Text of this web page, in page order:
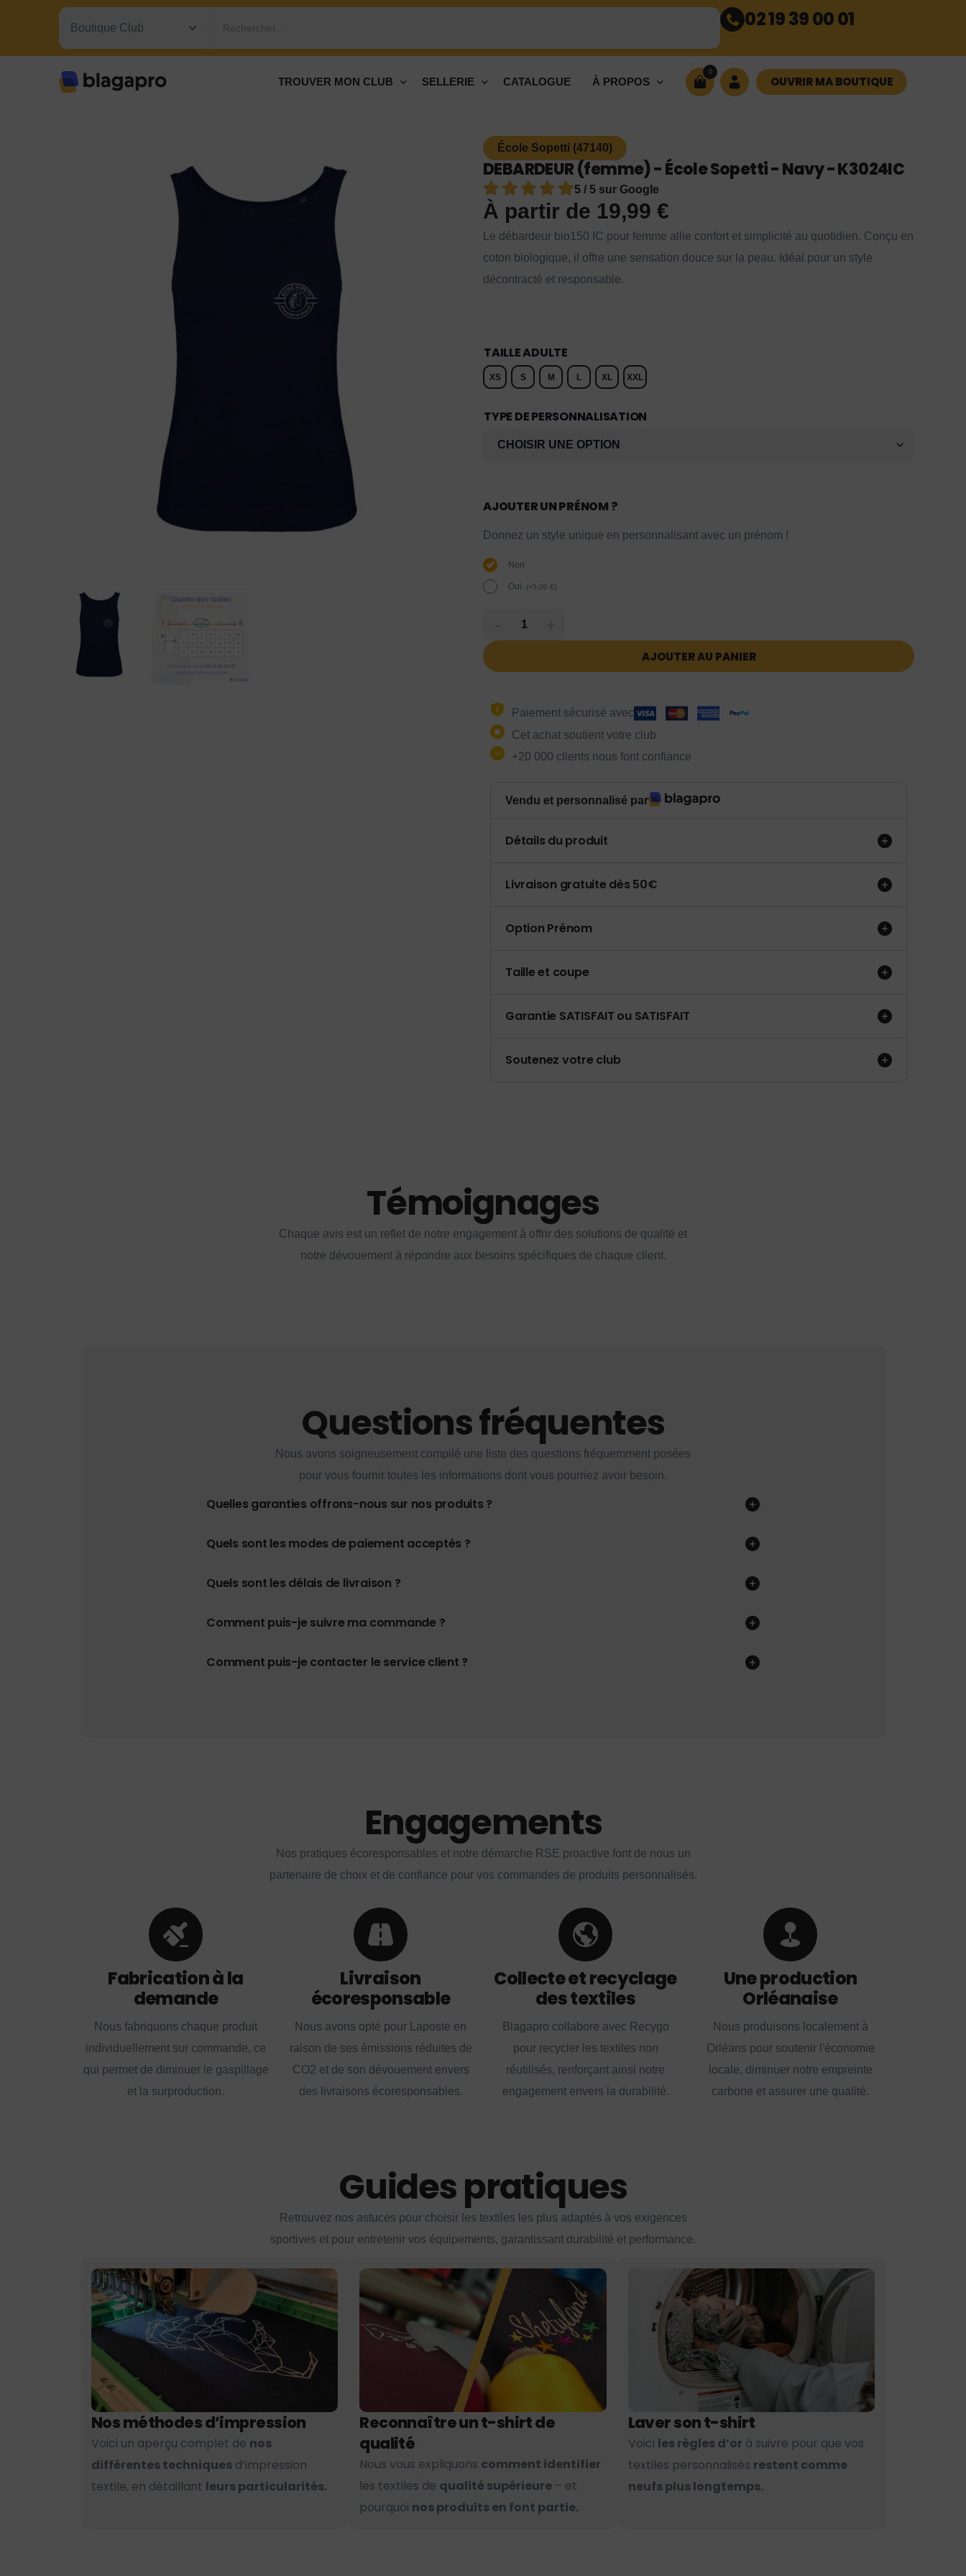
Rechercher… 02 19 39 00 01
TROUVER MON CLUB SELLERIE CATALOGUE À PROPOS
0
OUVRIR MA BOUTIQUE
École Sopetti (47140)
DEBARDEUR (femme) - École Sopetti - Navy - K3024IC
5 / 5 sur Google
À partir de 19,99 €
Le débardeur bio150 IC pour femme allie confort et simplicité au quotidien. Conçu en
coton biologique, il offre une sensation douce sur la peau. Idéal pour un style
décontracté et responsable.
TAILLE ADULTE
XS S M L XL XXL
TYPE DE PERSONNALISATION
AJOUTER UN PRÉNOM ?
Donnez un style unique en personnalisant avec un prénom !
Non
Oui. (+5,00 €)
AJOUTER AU PANIER
Paiement sécurisé avec
Cet achat soutient votre club
+20 000 clients nous font confiance
Vendu et personnalisé par
Détails du produit
Livraison gratuite dès 50€
Option Prénom
Taille et coupe
Garantie SATISFAIT ou SATISFAIT
Soutenez votre club
Témoignages
Chaque avis est un reflet de notre engagement à offrir des solutions de qualité et
notre dévouement à répondre aux besoins spécifiques de chaque client.
Questions fréquentes
Nous avons soigneusement compilé une liste des questions fréquemment posées
pour vous fournir toutes les informations dont vous pourriez avoir besoin.
Quelles garanties offrons-nous sur nos produits ?
Quels sont les modes de paiement acceptés ?
Quels sont les délais de livraison ?
Comment puis-je suivre ma commande ?
Comment puis-je contacter le service client ?
Engagements
Nos pratiques écoresponsables et notre démarche RSE proactive font de nous un
partenaire de choix et de confiance pour vos commandes de produits personnalisés.
Fabrication à la
demande
Nous fabriquons chaque produit
individuellement sur commande, ce
qui permet de diminuer le gaspillage
et la surproduction.
Livraison
écoresponsable
Nous avons opté pour Laposte en
raison de ses émissions réduites de
CO2 et de son dévouement envers
des livraisons écoresponsables.
Collecte et recyclage
des textiles
Blagapro collabore avec Recygo
pour recycler les textiles non
réutilisés, renforçant ainsi notre
engagement envers la durabilité.
Une production
Orléanaise
Nous produisons localement à
Orléans pour soutenir l'économie
locale, diminuer notre empreinte
carbone et assurer une qualité.
Guides pratiques
Retrouvez nos astuces pour choisir les textiles les plus adaptés à vos exigences
sportives et pour entretenir vos équipements, garantissant durabilité et performance.
Nos méthodes d’impression
Voici un aperçu complet de nos
différentes techniques d’impression
textile, en détaillant leurs particularités.
Reconnaître un t-shirt de
qualité
Nous vous expliquons comment identifier
les textiles de qualité supérieure – et
pourquoi nos produits en font partie.
Laver son t-shirt
Voici les règles d’or à suivre pour que vos
textiles personnalisés restent comme
neufs plus longtemps.